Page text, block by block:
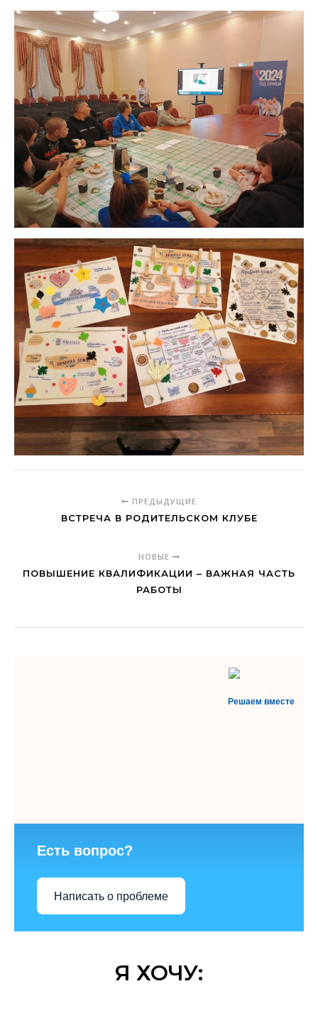
ПРЕДЫДУЩИЕ
ВСТРЕЧА В РОДИТЕЛЬСКОМ КЛУБЕ
НОВЫЕ
ПОВЫШЕНИЕ КВАЛИФИКАЦИИ – ВАЖНАЯ ЧАСТЬ
РАБОТЫ
Решаем вместе
Есть вопрос?
Написать о проблеме
Я ХОЧУ: